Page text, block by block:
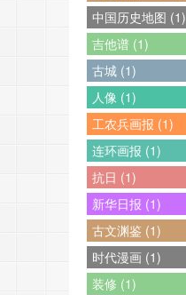
中国历史地图 (1)
吉他谱 (1)
古城 (1)
人像 (1)
工农兵画报 (1)
连环画报 (1)
抗日 (1)
新华日报 (1)
古文渊鉴 (1)
时代漫画 (1)
装修 (1)